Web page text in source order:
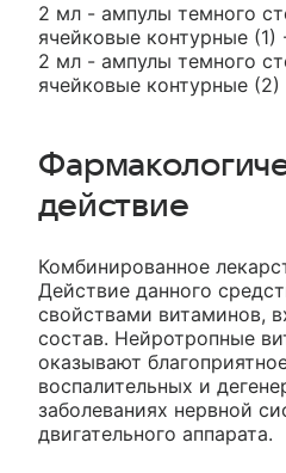
2 мл - ампулы темного
ячейковые контурные (1)
2 мл - ампулы темного
ячейковые контурные
действие
Комбинированное
Действие данного
свойствами витаминов,
состав. Нейротропные
оказывают
воспалительных и
заболеваниях нервной
двигательного аппарата.